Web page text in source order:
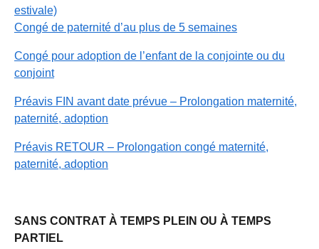
estivale)
Congé de paternité d’au plus de 5 semaines
Congé pour adoption de l’enfant de la conjointe ou du
conjoint
Préavis FIN avant date prévue – Prolongation maternité,
paternité, adoption
Préavis RETOUR – Prolongation congé maternité,
paternité, adoption
SANS CONTRAT À TEMPS PLEIN OU À TEMPS
PARTIEL